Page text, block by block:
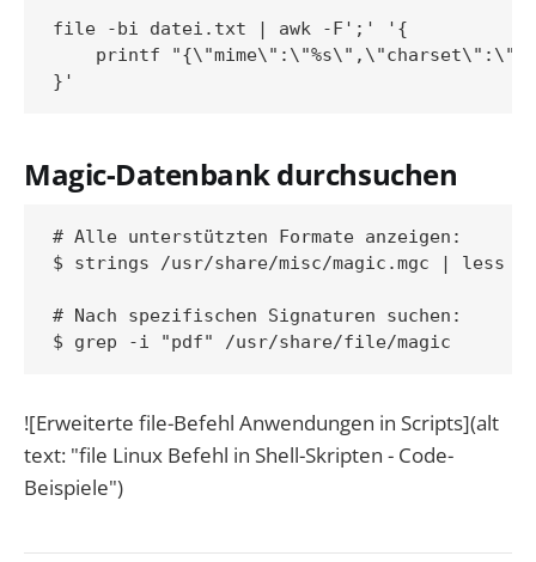
file -bi datei.txt | awk -F';' '{
printf
Magic-Datenbank durchsuchen
# Alle unterstützten Formate anzeigen:
$ strings /usr/share/misc/magic.mgc | less
# Nach spezifischen Signaturen suchen:
![Erweiterte file-Befehl Anwendungen in Scripts](alt
text: "file Linux Befehl in Shell-Skripten - Code-
Beispiele")